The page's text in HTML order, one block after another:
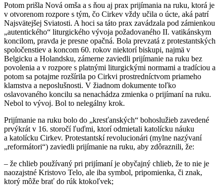
Potom prišla Nová omša a s ňou aj prax prijímania na ruku, ktorá je
v otvorenom rozpore s tým, čo Cirkev vždy učila o úcte, aká patrí
Najsvätejšej Sviatosti. A hoci sa táto prax zavádzala pod zámienkou
„autentického“ liturgického vývoja požadovaného II. vatikánskym
koncilom, pravda je presne opačná. Bola prevzatá z protestantských
spoločenstiev a koncom 60. rokov niektorí biskupi, najmä v
Belgicku a Holandsku, zámerne zaviedli prijímanie na ruku bez
povolenia a v rozpore s platnými liturgickými normami a tradíciou a
potom sa potajme rozšírila po Cirkvi prostredníctvom priameho
klamstva a neposlušnosti. V žiadnom dokumente toľko
oslavovaného koncilu sa nenachádza zmienka o prijímaní na ruku.
Nebol to vývoj. Bol to nelegálny krok.
Prijímanie na ruku bolo do „kresťanských“ bohoslužieb zavedené
prvýkrát v 16. storočí ľuďmi, ktorí odmietali katolícku náuku
a katolícku Cirkev. Protestantskí revolucionári (mylne nazývaní
„reformátori“) zaviedli prijímanie na ruku, aby zdôraznili, že:
– že chlieb používaný pri prijímaní je obyčajný chlieb, že to nie je
naozajstné Kristovo Telo, ale iba symbol, pripomienka, či znak,
ktorý môže brať do rúk ktokoľvek;